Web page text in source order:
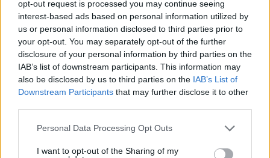
opt-out request is processed you may continue seeing
interest-based ads based on personal information utilized by
us or personal information disclosed to third parties prior to
your opt-out. You may separately opt-out of the further
disclosure of your personal information by third parties on the
IAB’s list of downstream participants. This information may
also be disclosed by us to third parties on the IAB’s List of
Downstream Participants that may further disclose it to other
Please note that this website/app uses one or more Google
not limited to your visit or usage behaviour. You may click to
Personal Data Processing Opt Outs
I want to opt-out of the Sharing of my